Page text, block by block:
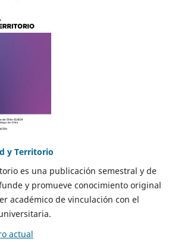
y Territorio
es una publicación semestral y de
y promueve conocimiento original
académico de vinculación con el
actual